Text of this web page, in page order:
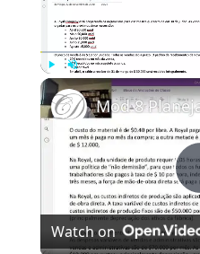
Play
Watch on